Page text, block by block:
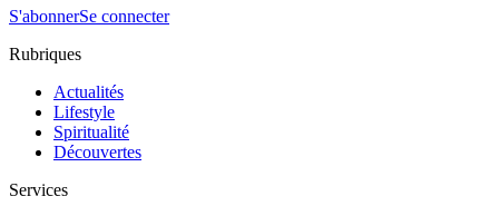
S'abonnerSe connecter
Rubriques
Actualités
Lifestyle
Spiritualité
Découvertes
Services